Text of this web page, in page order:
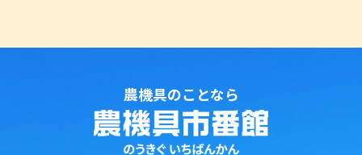
農機具のことなら